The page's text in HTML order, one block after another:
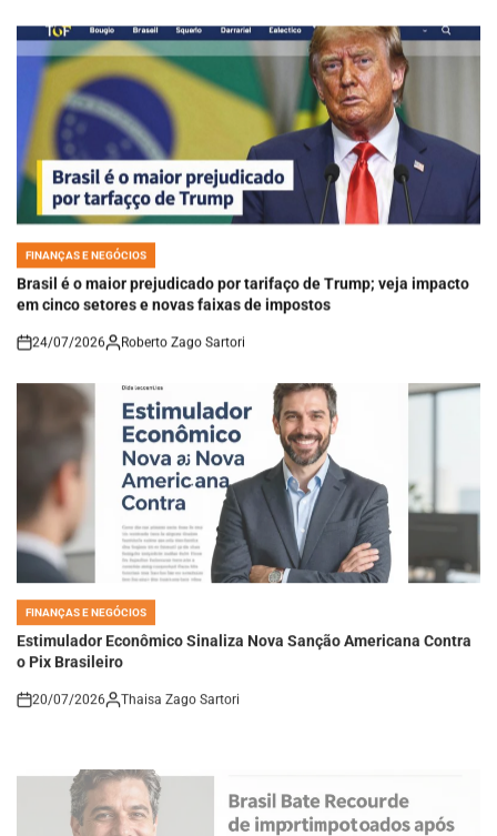
POSTED
IN
FINANÇAS E NEGÓCIOS
Brasil é o maior prejudicado por tarifaço de Trump; veja impacto
em cinco setores e novas faixas de impostos
on
POSTED
INEstimulador Econômico Sinaliza Nova Sanção Americana Contra
o Pix Brasileiro